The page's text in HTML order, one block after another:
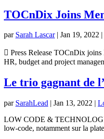
TOCnDix Joins
par Sarah Lascar| Jan 19, 2022 |
 Press Release TOCnDix
HR, budget and project
Le trio gagnant de
par SarahLead | Jan 13, 2022 |
LOW CODE &
low-code, notamment sur la